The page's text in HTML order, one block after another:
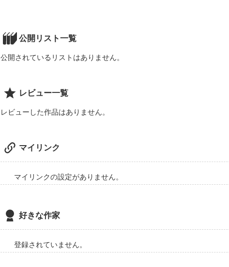
告白されたら誰とでも付き合うくせに、
って、あたしだけはダメなのに、
「…アイツのこと好きなの？」
公開リスト一覧
公開されているリストはありません。
レビュー一覧
レビューした作品はありません。
マイリンク
マイリンクの設定がありません。
好きな作家
登録されていません。